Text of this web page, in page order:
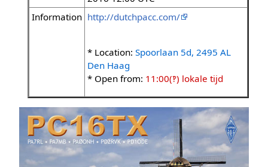
Information http://dutchpacc.com/
* Location: Spoorlaan 5d, 2495 AL
Den Haag
* Open from: 11:00(‽) lokale tijd